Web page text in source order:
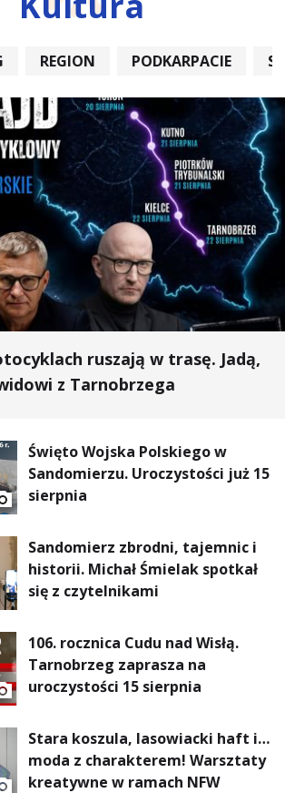
REGION PODKARPACIE
ruszają w trasę. Jadą,
z Tarnobrzega
Święto Wojska Polskiego w
Sandomierzu. Uroczystości już 15
sierpnia
Sandomierz zbrodni, tajemnic i
historii. Michał Śmielak spotkał
się z czytelnikami
106. rocznica Cudu nad Wisłą.
Tarnobrzeg zaprasza na
uroczystości 15 sierpnia
Stara koszula, lasowiacki haft i…
moda z charakterem! Warsztaty
kreatywne w ramach NFW